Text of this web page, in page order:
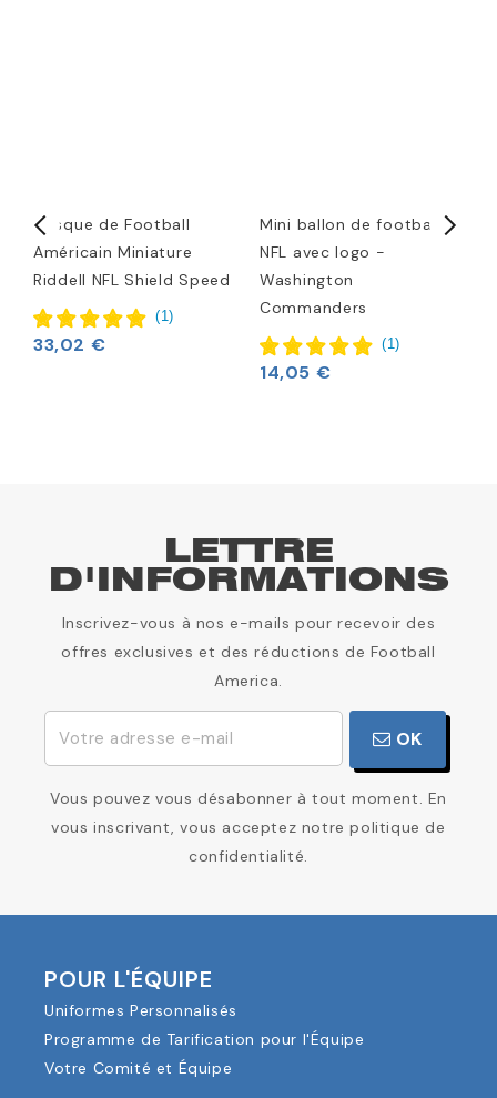
Casque de Football
Américain Miniature
Riddell NFL Shield Speed
(1)
33,02 €
Mini ballon de football
NFL avec logo -
Washington
Commanders
(1)
14,05 €
LETTRE
D'INFORMATIONS
Inscrivez-vous à nos e-mails pour recevoir des
offres exclusives et des réductions de Football
America.
OK
Vous pouvez vous désabonner à tout moment. En
vous inscrivant, vous acceptez notre politique de
confidentialité.
POUR L'ÉQUIPE
Uniformes Personnalisés
Programme de Tarification pour l'Équipe
Votre Comité et Équipe